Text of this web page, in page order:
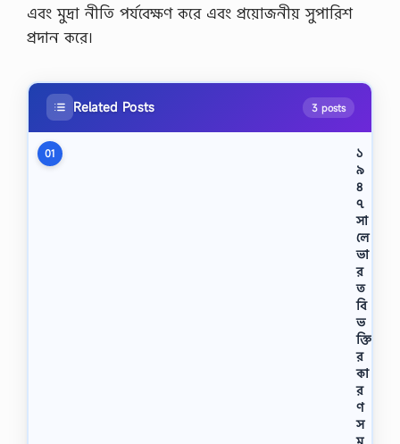
এবং মুদ্রা নীতি পর্যবেক্ষণ করে এবং প্রয়োজনীয় সুপারিশ
প্রদান করে।
Related Posts 3 posts
01
১
৯
৪
৭
সা
লে
ভা
র
ত
বি
ভ
ক্তি
র
কা
র
ণ
স